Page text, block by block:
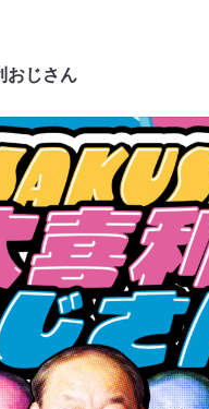
おじさん